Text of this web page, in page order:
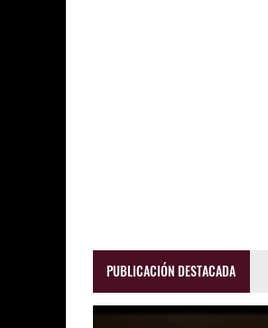
PUBLICACIÓN DESTACADA